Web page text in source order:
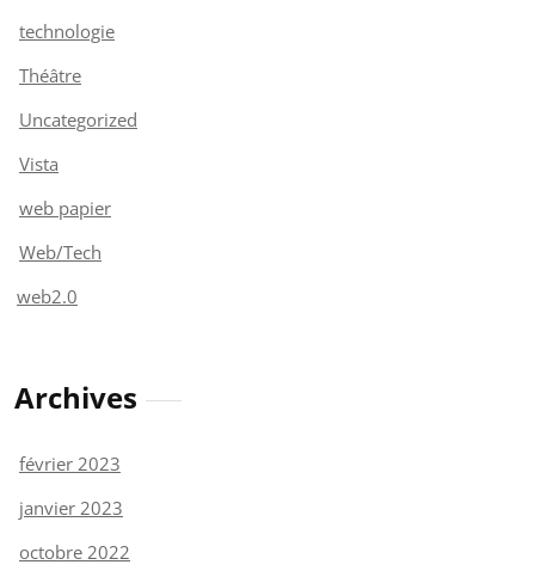
technologie
Théâtre
Uncategorized
Vista
web papier
Web/Tech
web2.0
Archives
février 2023
janvier 2023
octobre 2022